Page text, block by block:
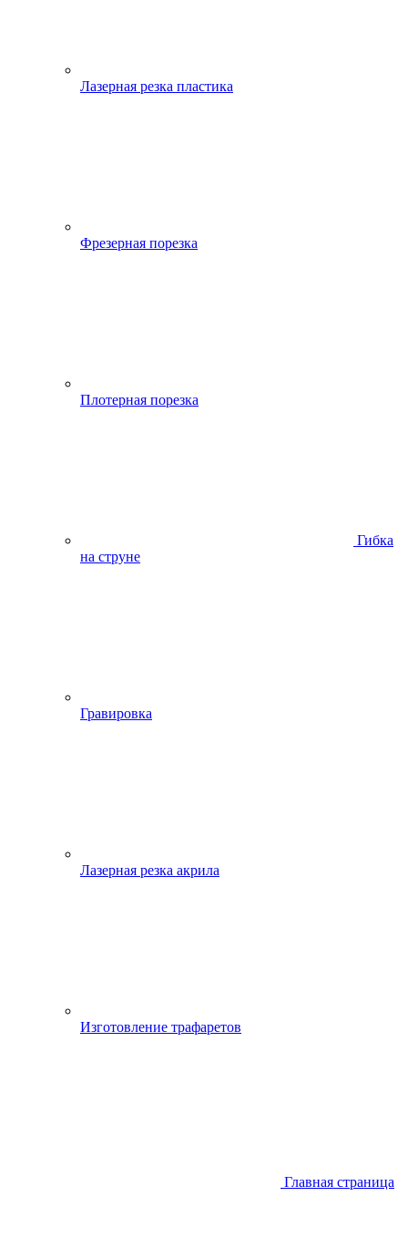
Лазерная резка пластика
Фрезерная порезка
Плотерная порезка
Гибка
на струне
Гравировка
Лазерная резка акрила
Изготовление трафаретов
Главная страница